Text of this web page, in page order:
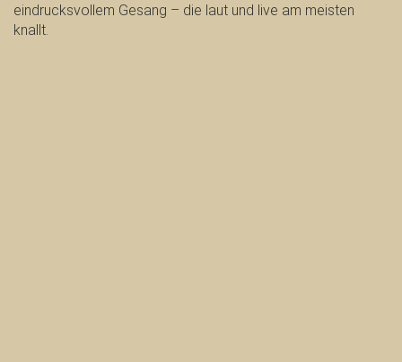
eindrucksvollem Gesang – die laut und live am meisten
knallt.